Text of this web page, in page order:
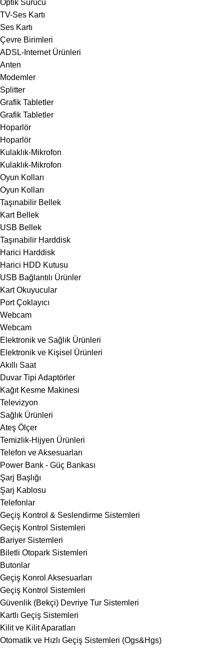
Optik Sürücü
TV-Ses Kartı
Ses Kartı
Çevre Birimleri
ADSL-Internet Ürünleri
Anten
Modemler
Splitter
Grafik Tabletler
Grafik Tabletler
Hoparlör
Hoparlör
Kulaklık-Mikrofon
Kulaklık-Mikrofon
Oyun Kolları
Oyun Kolları
Taşınabilir Bellek
Kart Bellek
USB Bellek
Taşınabilir Harddisk
Harici Harddisk
Harici HDD Kutusu
USB Bağlantılı Ürünler
Kart Okuyucular
Port Çoklayıcı
Webcam
Webcam
Elektronik ve Sağlık Ürünleri
Elektronik ve Kişisel Ürünleri
Akıllı Saat
Duvar Tipi Adaptörler
Kağıt Kesme Makinesi
Televizyon
Sağlık Ürünleri
Ateş Ölçer
Temizlik-Hijyen Ürünleri
Telefon ve Aksesuarları
Power Bank - Güç Bankası
Şarj Başlığı
Şarj Kablosu
Telefonlar
Geçiş Kontrol & Seslendirme Sistemleri
Geçiş Kontrol Sistemleri
Bariyer Sistemleri
Biletli Otopark Sistemleri
Butonlar
Geçiş Konrol Aksesuarları
Geçiş Kontrol Sistemleri
Güvenlik (Bekçi) Devriye Tur Sistemleri
Kartlı Geçiş Sistemleri
Kilit ve Kilit Aparatları
Otomatik ve Hızlı Geçiş Sistemleri (Ogs&Hgs)